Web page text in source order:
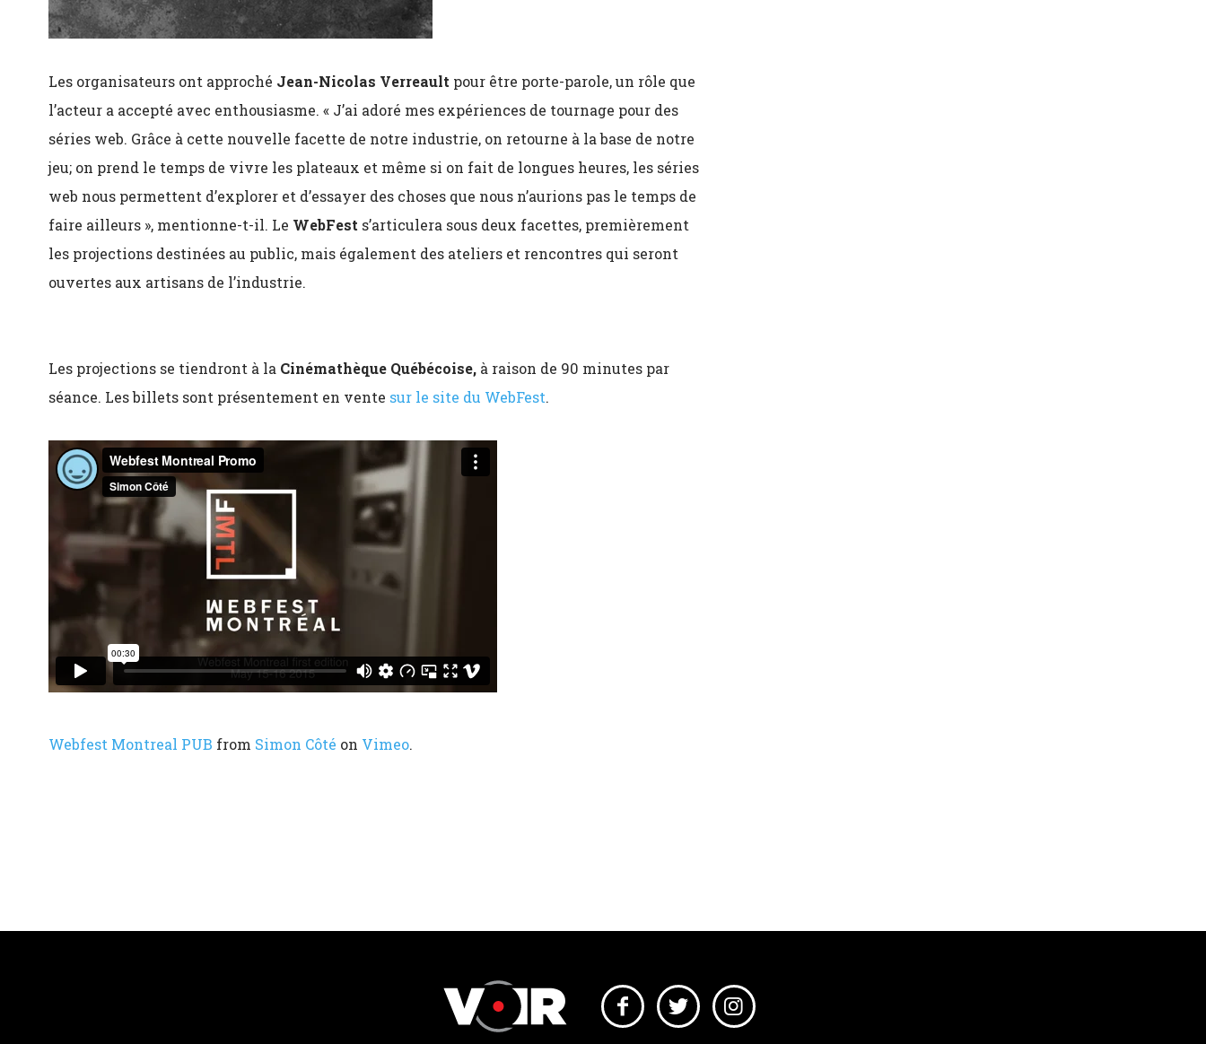
Les organisateurs ont approché Jean-Nicolas Verreault pour être porte-parole, un rôle que
l’acteur a accepté avec enthousiasme. « J’ai adoré mes expériences de tournage pour des
séries web. Grâce à cette nouvelle facette de notre industrie, on retourne à la base de notre
jeu; on prend le temps de vivre les plateaux et même si on fait de longues heures, les séries
web nous permettent d’explorer et d’essayer des choses que nous n’aurions pas le temps de
faire ailleurs », mentionne-t-il. Le WebFest s’articulera sous deux facettes, premièrement
les projections destinées au public, mais également des ateliers et rencontres qui seront
ouvertes aux artisans de l’industrie.
Les projections se tiendront à la Cinémathèque Québécoise,à raison de 90 minutes par
séance. Les billets sont présentement en vente sur le site du WebFest.
Webfest Montreal PUB from Simon Côté on Vimeo.